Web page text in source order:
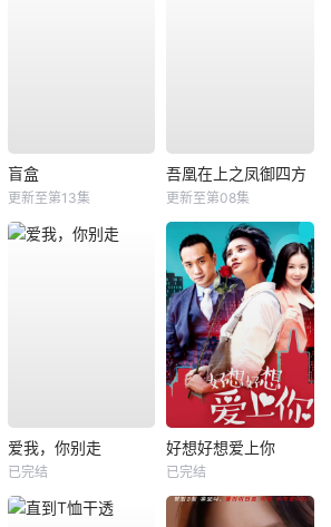
盲盒
更新至第13集
吾凰在上之凤御四方
更新至第08集
爱我，你别走
已完结
好想好想爱上你
已完结